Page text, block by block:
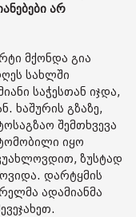
არ
მქონდა გია
სახლში
საჭესთან იჯდა,
ხაშურის გზაზე,
შემთხვევა
იყო
ზუსტად
დარტყმის
ადამიანმა